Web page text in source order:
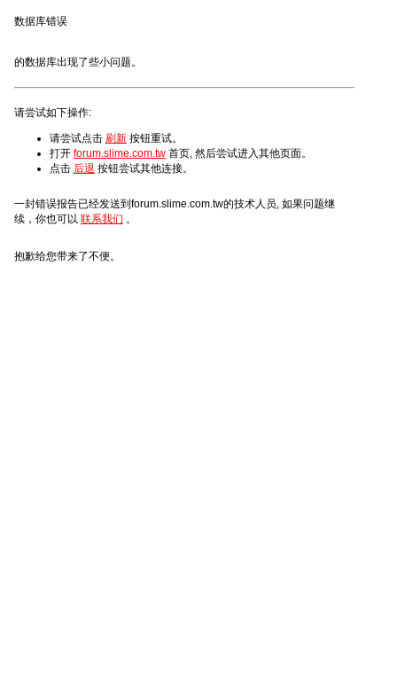
数据库错误
的数据库出现了些小问题。
请尝试如下操作:
请尝试点击 刷新 按钮重试。
打开 forum.slime.com.tw 首页, 然后尝试进入其他页面。
点击 后退 按钮尝试其他连接。
一封错误报告已经发送到forum.slime.com.tw的技术人员, 如果问题继
续，你也可以 联系我们 。
抱歉给您带来了不便。